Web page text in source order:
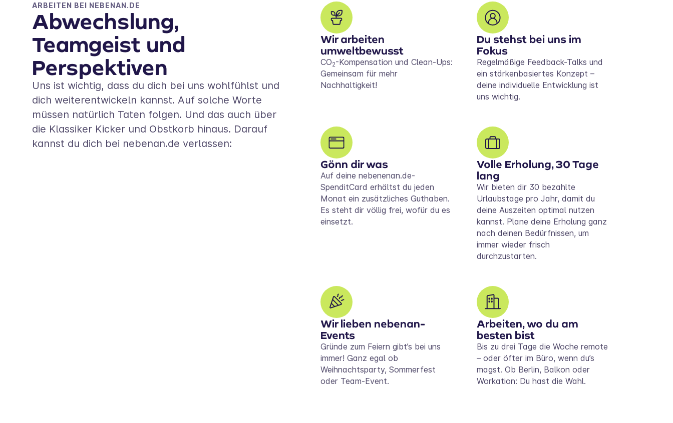
ARBEITEN BEI NEBENAN.DE
Abwechslung,
Teamgeist und
Perspektiven
Uns ist wichtig, dass du dich bei uns wohlfühlst und
dich weiterentwickeln kannst. Auf solche Worte
müssen natürlich Taten folgen. Und das auch über
die Klassiker Kicker und Obstkorb hinaus. Darauf
kannst du dich bei nebenan.de verlassen:
Wir arbeiten
umweltbewusst
CO2-Kompensation und Clean-Ups:
Gemeinsam für mehr
Nachhaltigkeit!
Du stehst bei uns im
Fokus
Regelmäßige Feedback-Talks und
ein stärkenbasiertes Konzept –
deine individuelle Entwicklung ist
uns wichtig.
Gönn dir was
Auf deine nebenenan.de-
SpenditCard erhältst du jeden
Monat ein zusätzliches Guthaben.
Es steht dir völlig frei, wofür du es
einsetzt.
Volle Erholung, 30 Tage
lang
Wir bieten dir 30 bezahlte
Urlaubstage pro Jahr, damit du
deine Auszeiten optimal nutzen
kannst. Plane deine Erholung ganz
nach deinen Bedürfnissen, um
immer wieder frisch
durchzustarten.
Wir lieben nebenan-
Events
Gründe zum Feiern gibt’s bei uns
immer! Ganz egal ob
Weihnachtsparty, Sommerfest
oder Team-Event.
Arbeiten, wo du am
besten bist
Bis zu drei Tage die Woche remote
– oder öfter im Büro, wenn du’s
magst. Ob Berlin, Balkon oder
Workation: Du hast die Wahl.